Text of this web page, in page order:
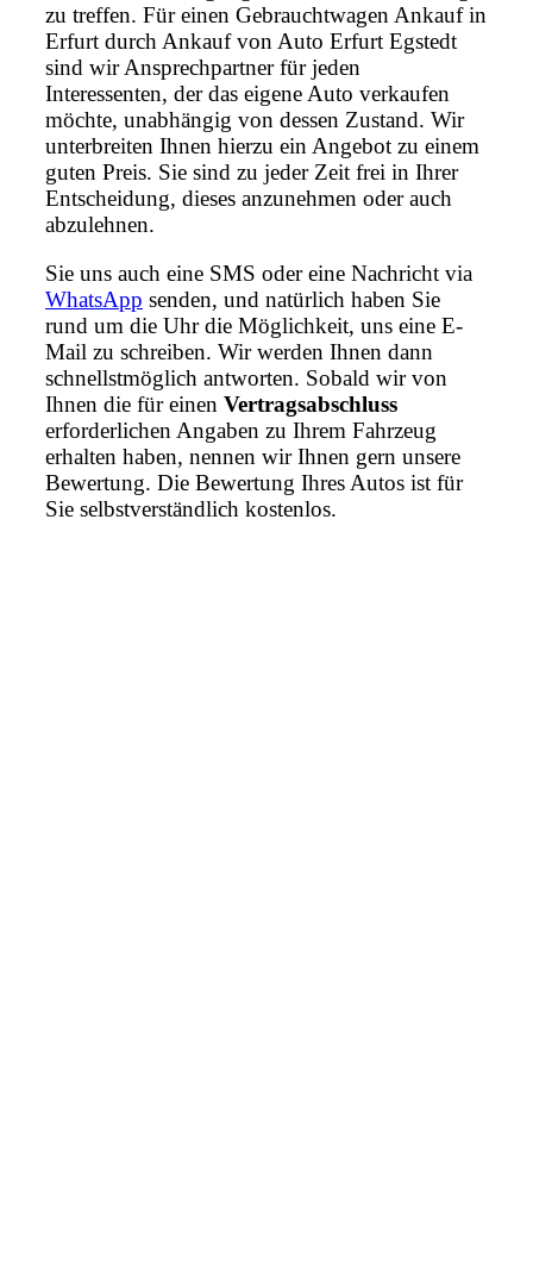
zu treffen. Für einen Gebrauchtwagen Ankauf in
Erfurt durch Ankauf von Auto Erfurt Egstedt
sind wir Ansprechpartner für jeden
Interessenten, der das eigene Auto verkaufen
möchte, unabhängig von dessen Zustand. Wir
unterbreiten Ihnen hierzu ein Angebot zu einem
guten Preis. Sie sind zu jeder Zeit frei in Ihrer
Entscheidung, dieses anzunehmen oder auch
abzulehnen.
Sie uns auch eine SMS oder eine Nachricht via
WhatsApp senden, und natürlich haben Sie
rund um die Uhr die Möglichkeit, uns eine E-
Mail zu schreiben. Wir werden Ihnen dann
schnellstmöglich antworten. Sobald wir von
Ihnen die für einen Vertragsabschluss
erforderlichen Angaben zu Ihrem Fahrzeug
erhalten haben, nennen wir Ihnen gern unsere
Bewertung. Die Bewertung Ihres Autos ist für
Sie selbstverständlich kostenlos.